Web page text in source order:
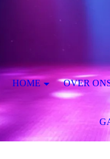
HOME OVER